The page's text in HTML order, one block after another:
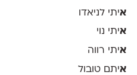
איתי לניאדו
איתי נוי
איתי רווה
איתם טובול